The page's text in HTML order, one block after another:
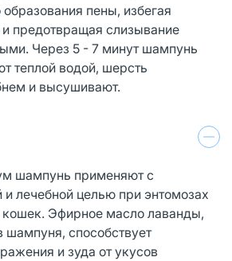
пены, избегая
и предотвращая слизывание
Через 5 - 7 минут шампунь
теплой водой, шерсть
и высушивают.
шампунь применяют с
и лечебной целью при энтомозах
Эфирное масло лаванды,
шампуня, способствует
и зуда от укусов